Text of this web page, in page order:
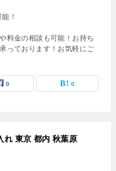
！
料金の相談も可能！お持ち
っております！お気軽にご
0 0
東京 都内 秋葉原